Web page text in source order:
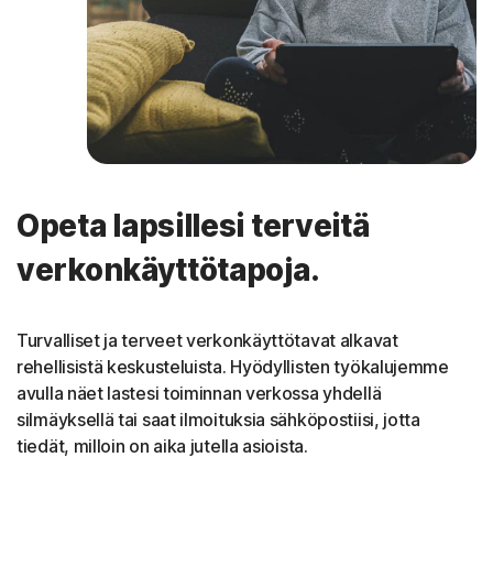
Opeta lapsillesi terveitä
verkonkäyttötapoja.
Turvalliset ja terveet verkonkäyttötavat alkavat
rehellisistä keskusteluista. Hyödyllisten työkalujemme
avulla näet lastesi toiminnan verkossa yhdellä
silmäyksellä tai saat ilmoituksia sähköpostiisi, jotta
tiedät, milloin on aika jutella asioista.